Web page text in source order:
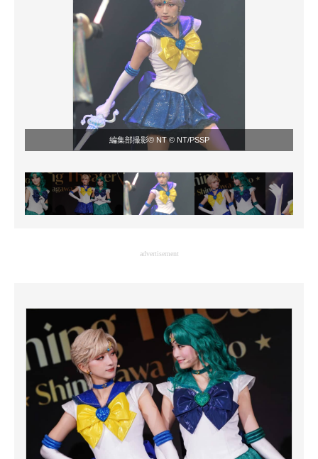
編集部撮影© NT © NT/PSSP
advertisement